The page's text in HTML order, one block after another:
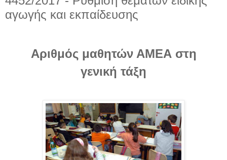
αγωγής και εκπαίδευσης
Αριθμός μαθητών ΑΜΕΑ στη
γενική τάξη